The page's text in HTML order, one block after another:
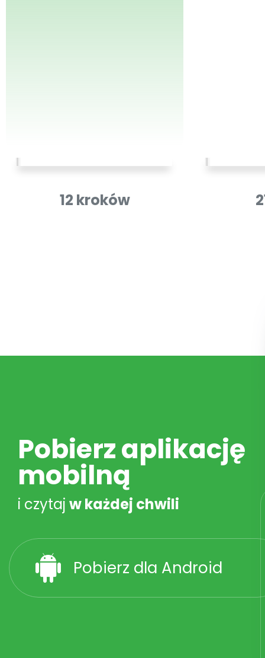
12 kroków
Pobierz aplikację
mobilną
i czytaj w każdej chwili
Pobierz dla Android